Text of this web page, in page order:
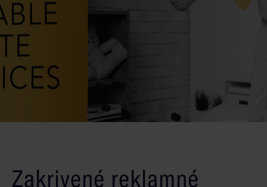
Zakrivené reklamné